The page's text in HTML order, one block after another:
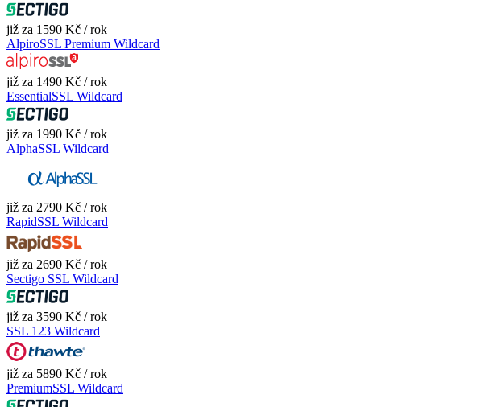
již za 1590 Kč / rok
AlpiroSSL Premium Wildcard
již za 1490 Kč / rok
EssentialSSL Wildcard
již za 1990 Kč / rok
AlphaSSL Wildcard
již za 2790 Kč / rok
RapidSSL Wildcard
již za 2690 Kč / rok
Sectigo SSL Wildcard
již za 3590 Kč / rok
SSL 123 Wildcard
již za 5890 Kč / rok
PremiumSSL Wildcard